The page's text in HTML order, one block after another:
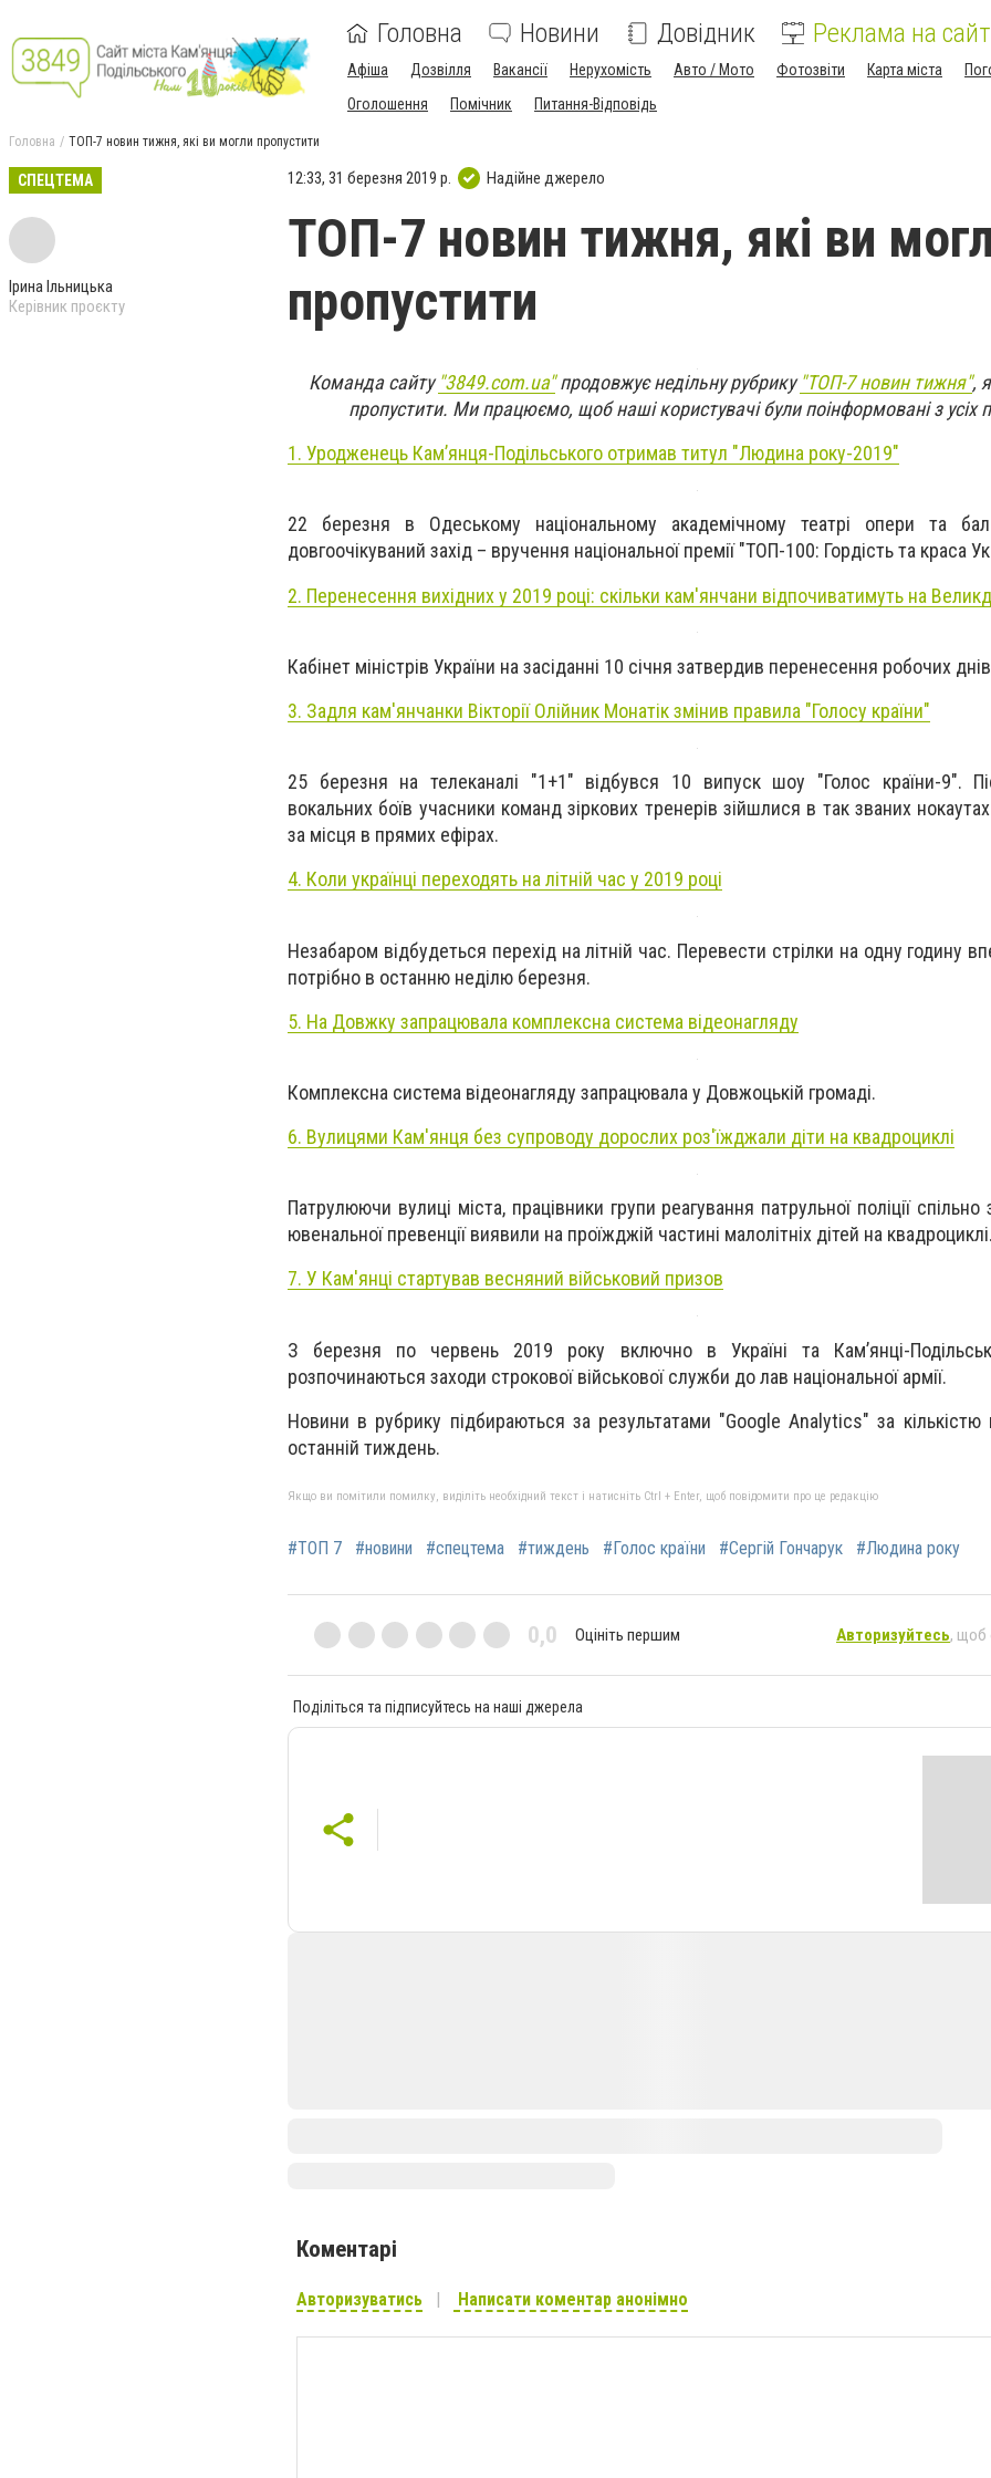
Головна Новини Довідник Реклама на
Афіша Дозвілля Вакансії Нерухомість Авто / Мото Фотозвіти Карта міста
Оголошення
Помічник Питання-Відповідь
Головна ТОП-7 новин тижня, які ви могли пропустити
СПЕЦТЕМА
Ірина Ільницька
Керівник проєкту
12:33, 31 березня 2019 р. Надійне джерело
ТОП-7 новин тижня, які ви
пропустити
Команда сайту"3849.com.ua"продовжує недільну рубрику"ТОП-7 новин тижня",
пропустити. Ми працюємо, щоб наші користувачі були поінформовані з усіх
1. Уродженець Кам’янця-Подільського отримав титул "Людина року-2019"
22 березня в Одеському національному академічному театрі опери та
довгоочікуваний захід – вручення національної премії "ТОП-100: Гордість та краса
2. Перенесення вихідних у 2019 році: скільки кам'янчани відпочиватимуть на
Кабінет міністрів України на засіданні 10 січня затвердив перенесення робочих
3. Задля кам'янчанки Вікторії Олійник Монатік змінив правила "Голосу країни"
25 березня на телеканалі "1+1" відбувся 10 випуск шоу "Голос країни-9".
вокальних боїв учасники команд зіркових тренерів зійшлися в так званих
за місця в прямих ефірах.
4. Коли українці переходять на літній час у 2019 році
Незабаром відбудеться перехід на літній час. Перевести стрілки на одну годину
потрібно в останню неділю березня.
5. На Довжку запрацювала комплексна система відеонагляду
Комплексна система відеонагляду запрацювала у Довжоцькій громаді.
6. Вулицями Кам'янця без супроводу дорослих роз'їжджали діти на квадроциклі
Патрулюючи вулиці міста, працівники групи реагування патрульної поліції
ювенальної превенції виявили на проїжджій частині малолітніх дітей на
7. У Кам'янці стартував весняний військовий призов
З березня по червень 2019 року включно в Україні та Кам’янці-
розпочинаються заходи строкової військової служби до лав національної армії.
Новини в рубрику підбираються за результатами "Google Analytics" за кількістю
останній тиждень.
Якщо ви помітили помилку, виділіть необхідний текст і натисніть Ctrl + Enter, щоб повідомити про це редакцію
#ТОП 7 #новини #спецтема #тиждень #Голос країни #Сергій Гончарук #Людина року
0,0 Оцініть першим Авторизуйтесь, щоб
Поділіться та підписуйтесь на наші джерела
Коментарі
Авторизуватись Написати коментар анонімно